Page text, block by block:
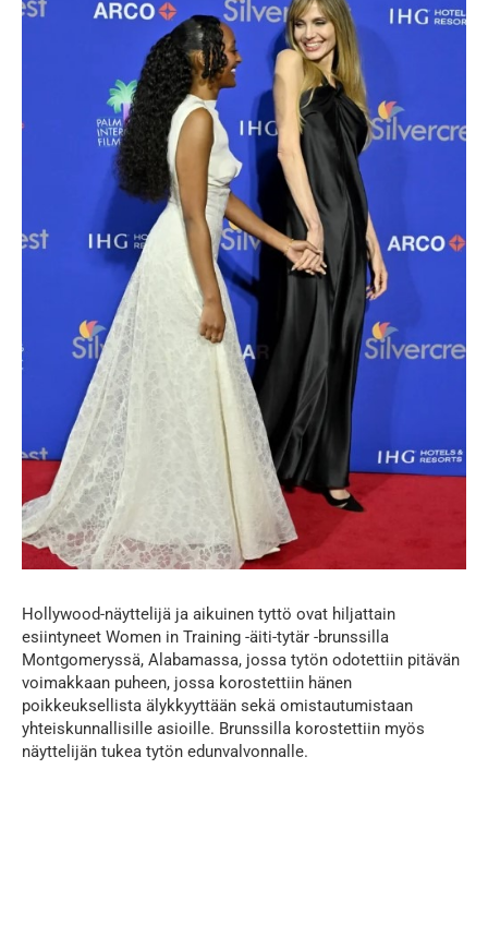
Hollywood-näyttelijä ja aikuinen tyttö ovat hiljattain
esiintyneet Women in Training -äiti-tytär -brunssilla
Montgomeryssä, Alabamassa, jossa tytön odotettiin pitävän
voimakkaan puheen, jossa korostettiin hänen
poikkeuksellista älykkyyttään sekä omistautumistaan
yhteiskunnallisille asioille. Brunssilla korostettiin myös
näyttelijän tukea tytön edunvalvonnalle.